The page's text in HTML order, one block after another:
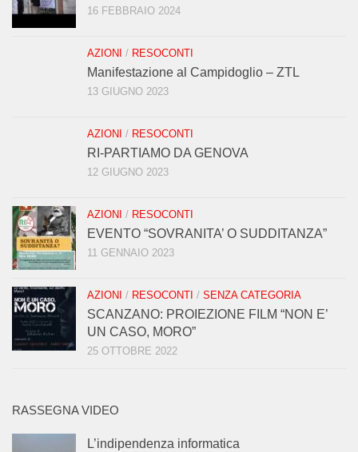
16 FEBBRAIO 2024
AZIONI / RESOCONTI
Manifestazione al Campidoglio – ZTL
13 GIUGNO 2023
AZIONI / RESOCONTI
RI-PARTIAMO DA GENOVA
12 GIUGNO 2023
AZIONI / RESOCONTI
EVENTO “SOVRANITA’ O SUDDITANZA”
11 GENNAIO 2023
AZIONI / RESOCONTI / SENZA CATEGORIA
SCANZANO: PROIEZIONE FILM “NON E’
UN CASO, MORO”
25 OTTOBRE 2022
RASSEGNA VIDEO
L’indipendenza informatica